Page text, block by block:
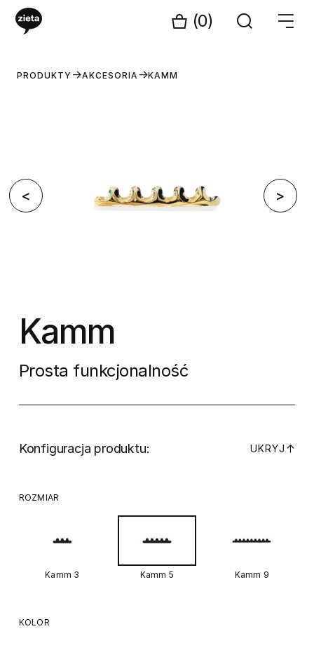
(0)
PRODUKTY AKCESORIA KAMM
< >
Kamm
Prosta funkcjonalność
Konfiguracja produktu: UKRYJ ↓
ROZMIAR
Kamm 3 Kamm 5 Kamm 9
KOLOR